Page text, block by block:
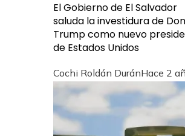
El Gobierno de El Salvador
saluda la investidura de
Trump como nuevo
de Estados Unidos
Cochi Roldán DuránHace 2